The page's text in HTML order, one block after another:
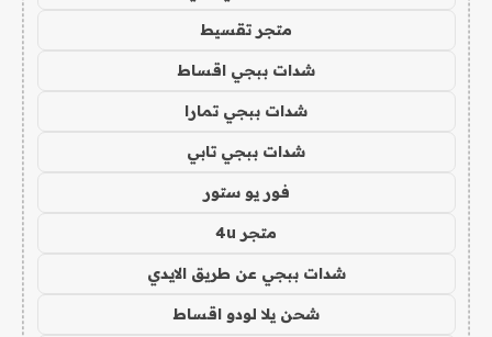
متجر تقسيط
شدات ببجي اقساط
شدات ببجي تمارا
شدات ببجي تابي
فور يو ستور
متجر 4u
شدات ببجي عن طريق الايدي
شحن يلا لودو اقساط